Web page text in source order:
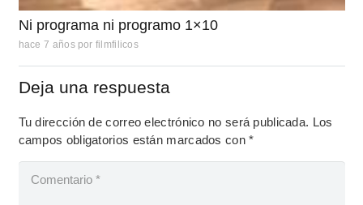
Ni programa ni programo 1×10
hace 7 años por filmfilicos
Deja una respuesta
Tu dirección de correo electrónico no será publicada. Los
campos obligatorios están marcados con*